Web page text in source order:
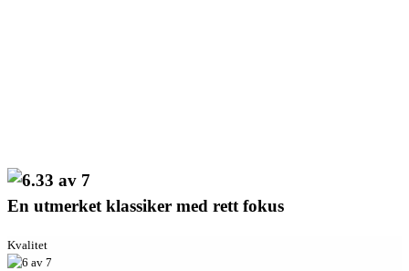
En utmerket klassiker med rett fokus
Kvalitet